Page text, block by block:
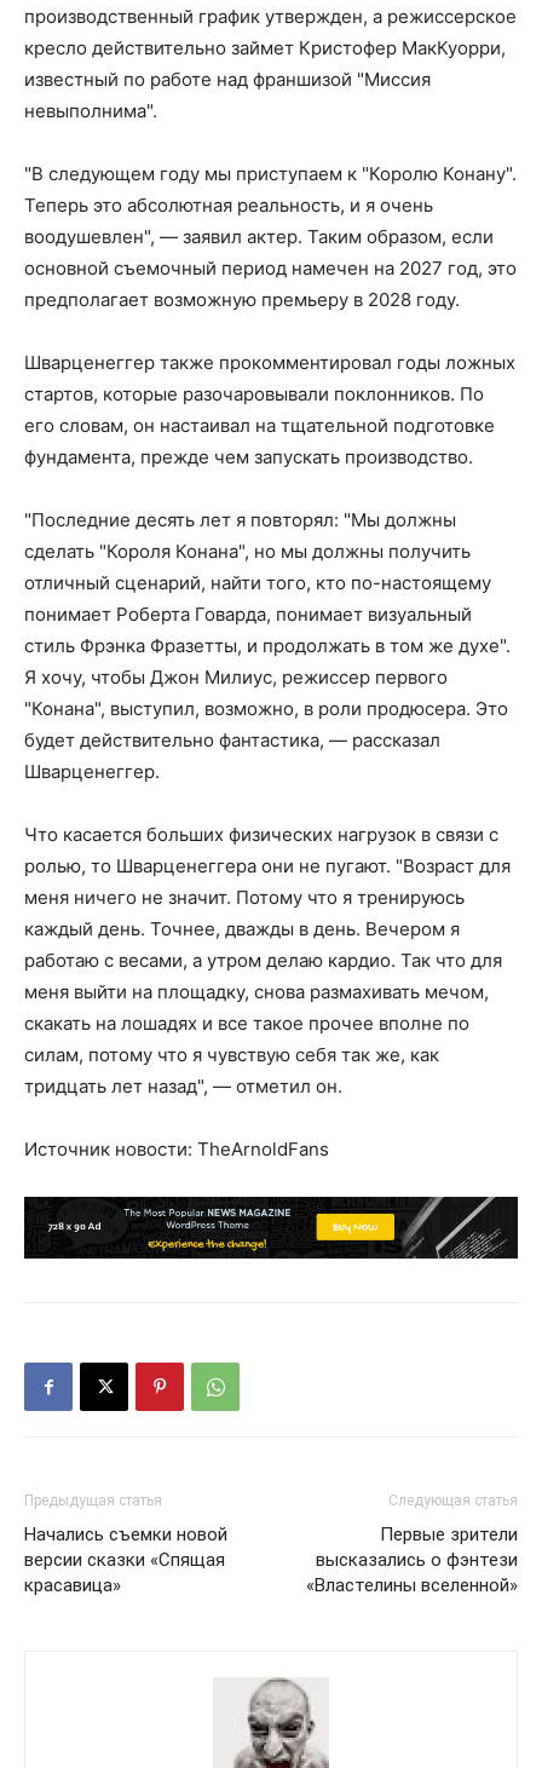
производственный график утвержден, а режиссерское
кресло действительно займет Кристофер МакКуорри,
известный по работе над франшизой "Миссия
невыполнима".
"В следующем году мы приступаем к "Королю Конану".
Теперь это абсолютная реальность, и я очень
воодушевлен", — заявил актер. Таким образом, если
основной съемочный период намечен на 2027 год, это
предполагает возможную премьеру в 2028 году.
Шварценеггер также прокомментировал годы ложных
стартов, которые разочаровывали поклонников. По
его словам, он настаивал на тщательной подготовке
фундамента, прежде чем запускать производство.
"Последние десять лет я повторял: "Мы должны
сделать "Короля Конана", но мы должны получить
отличный сценарий, найти того, кто по-настоящему
понимает Роберта Говарда, понимает визуальный
стиль Фрэнка Фразетты, и продолжать в том же духе".
Я хочу, чтобы Джон Милиус, режиссер первого
"Конана", выступил, возможно, в роли продюсера. Это
будет действительно фантастика, — рассказал
Шварценеггер.
Что касается больших физических нагрузок в связи с
ролью, то Шварценеггера они не пугают. "Возраст для
меня ничего не значит. Потому что я тренируюсь
каждый день. Точнее, дважды в день. Вечером я
работаю с весами, а утром делаю кардио. Так что для
меня выйти на площадку, снова размахивать мечом,
скакать на лошадях и все такое прочее вполне по
силам, потому что я чувствую себя так же, как
тридцать лет назад", — отметил он.
Источник новости: TheArnoldFans
Предыдущая статья
Начались съемки новой
версии сказки «Спящая
красавица»
Следующая статья
Первые зрители
высказались о фэнтези
«Властелины вселенной»